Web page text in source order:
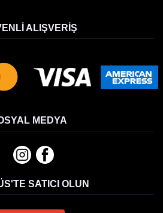
ALIŞVERIŞ
MEDYA
SATICI OLUN